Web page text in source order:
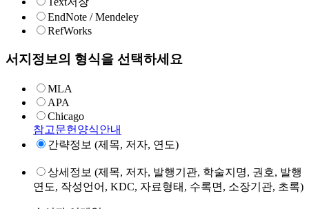
EndNote / Mendeley
RefWorks
서지정보의 형식을 선택하세요
MLA
APA
Chicago
참고문헌양식안내
간략정보 (제목, 저자, 연도)
상세정보 (제목, 저자, 발행기관, 학술지명, 권호, 발행
연도, 작성언어, KDC, 자료형태, 수록면, 소장기관, 초록)